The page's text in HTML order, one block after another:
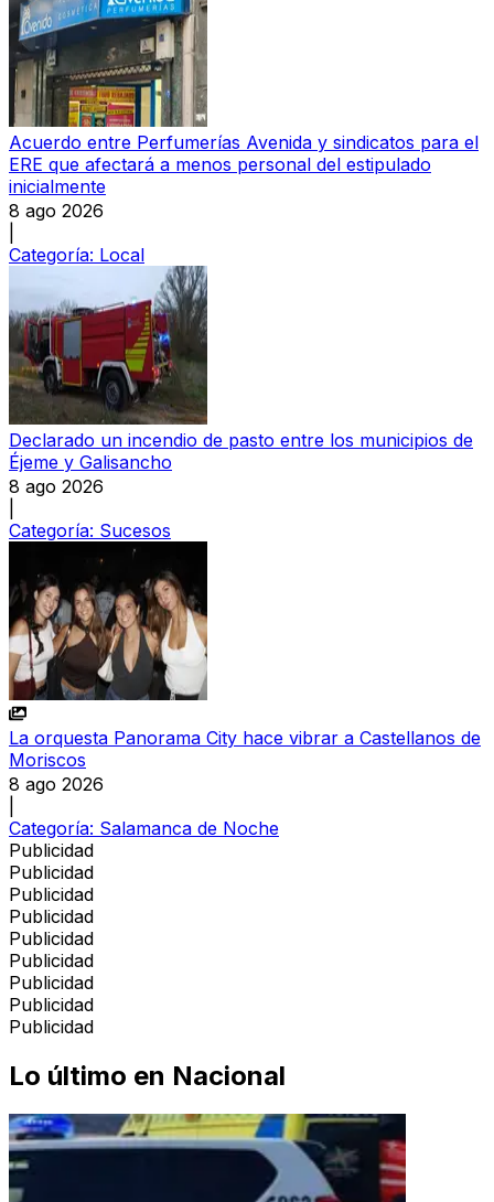
Acuerdo entre Perfumerías Avenida y sindicatos para el
ERE que afectará a menos personal del estipulado
inicialmente
8 ago 2026
Categoría: Local
Declarado un incendio de pasto entre los municipios de
Éjeme y Galisancho
8 ago 2026
Categoría: Sucesos
La orquesta Panorama City hace vibrar a Castellanos de
Moriscos
8 ago 2026
Categoría: Salamanca de Noche
Publicidad
Publicidad
Publicidad
Publicidad
Publicidad
Publicidad
Publicidad
Publicidad
Publicidad
Lo último en Nacional